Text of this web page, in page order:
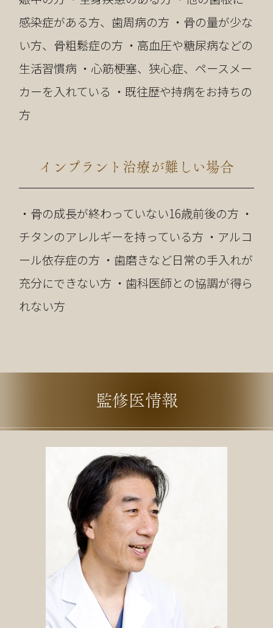
感染症がある方、歯周病の方 ・骨の量が少な
い方、骨粗鬆症の方 ・高血圧や糖尿病などの
生活習慣病 ・心筋梗塞、狭心症、ペースメー
カーを入れている ・既往歴や持病をお持ちの
方
インプラント治療が難しい場合
・骨の成長が終わっていない16歳前後の方 ・
チタンのアレルギーを持っている方 ・アルコ
ール依存症の方 ・歯磨きなど日常の手入れが
充分にできない方 ・歯科医師との協調が得ら
れない方
監修医情報